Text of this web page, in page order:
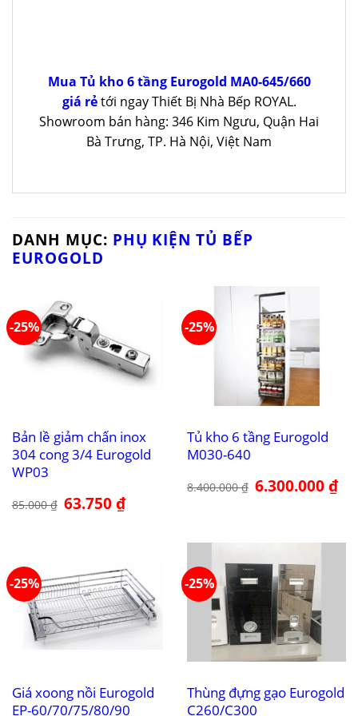
Mua Tủ kho 6 tầng Eurogold MA0-645/660
giá rẻtới ngay Thiết Bị Nhà Bếp ROYAL.
Showroom bán hàng: 346 Kim Ngưu, Quận Hai
Bà Trưng, TP. Hà Nội, Việt Nam
DANH MỤC: PHỤ KIỆN TỦ BẾP
EUROGOLD
-25%
Bản lề giảm chấn inox
304 cong 3/4 Eurogold
WP03
85.000₫ Giá
gốc
63.750₫Giá
hiện
-25%
Tủ kho 6 tầng Eurogold
M030-640
8.400.000₫ Giá
gốc
6.300.000₫Giá
-25%
Giá xoong nồi Eurogold
EP-60/70/75/80/90
-25%
Thùng đựng gạo Eurogold
C260/C300